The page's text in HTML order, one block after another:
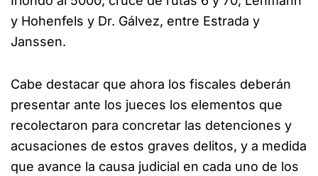
y Hohenfels y Dr. Gálvez, entre Estrada y
Janssen.
Cabe destacar que ahora los fiscales deberán
presentar ante los jueces los elementos que
recolectaron para concretar las detenciones y
acusaciones de estos graves delitos, y a medida
que avance la causa judicial en cada uno de los